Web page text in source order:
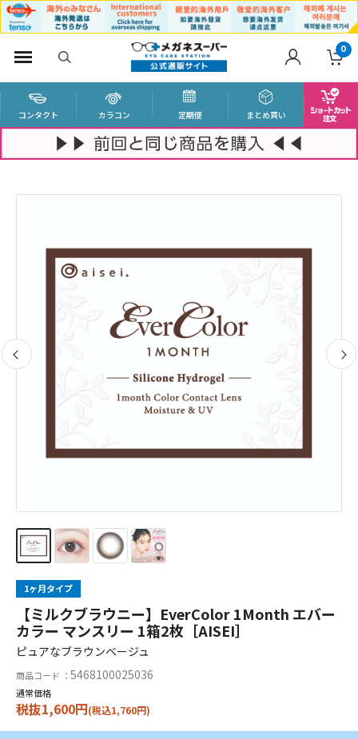
0
コンタクト カラコン 定期便 まとめ買い
1ヶ月タイプ
【ミルクブラウニー】EverColor 1Month エバー
カラー マンスリー 1箱2枚［AISEI］
ピュアなブラウンベージュ
商品コード ： 5468100025036
通常価格
税抜1,600円(税込1,760円)